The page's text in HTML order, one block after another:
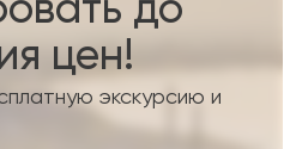
до
цен!
экскурсию и